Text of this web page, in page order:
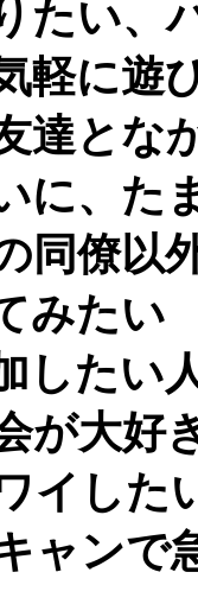
たい、
軽に遊
達とな
に、た
同僚以
みたい
したい
が大好
イした
ャンで